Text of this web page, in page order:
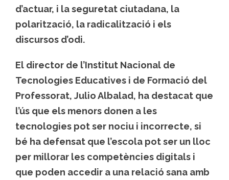
d’actuar, i la seguretat ciutadana, la
polarització, la radicalització i els
discursos d’odi.
El director de l’Institut Nacional de
Tecnologies Educatives i de Formació del
Professorat, Julio Albalad, ha destacat que
l’ús que els menors donen a les
tecnologies pot ser nociu i incorrecte, si
bé ha defensat que l’escola pot ser un lloc
per millorar les competències digitals i
que poden accedir a una relació sana amb